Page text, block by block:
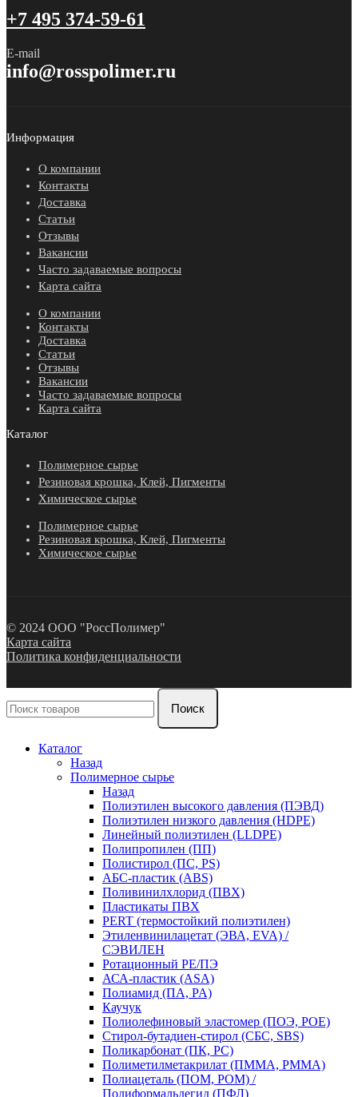
+7 495 374-59-61
E-mail
info@rosspolimer.ru
Информация
О компании
Контакты
Доставка
Статьи
Отзывы
Вакансии
Часто задаваемые вопросы
Карта сайта
О компании
Контакты
Доставка
Статьи
Отзывы
Вакансии
Часто задаваемые вопросы
Карта сайта
Каталог
Полимерное сырье
Резиновая крошка, Клей, Пигменты
Химическое сырье
Полимерное сырье
Резиновая крошка, Клей, Пигменты
Химическое сырье
© 2024 ООО "РоссПолимер"
Карта сайта
Политика конфиденциальности
Поиск
Каталог
Назад
Полимерное сырье
Назад
Полиэтилен высокого давления (ПЭВД)
Полиэтилен низкого давления (HDPE)
Линейный полиэтилен (LLDPE)
Полипропилен (ПП)
Полистирол (ПС, PS)
АБС-пластик (ABS)
Поливинилхлорид (ПВХ)
Пластикаты ПВХ
PERT (термостойкий полиэтилен)
Этиленвинилацетат (ЭВА, EVA) /
СЭВИЛЕН
Ротационный PE/ПЭ
АСА-пластик (ASA)
Полиамид (ПА, PA)
Каучук
Полиолефиновый эластомер (ПОЭ, POE)
Стирол-бутадиен-стирол (СБС, SBS)
Поликарбонат (ПК, PC)
Полиметилметакрилат (ПММА, PMMA)
Полиацеталь (ПОМ, POM) /
Полиформальдегид (ПФЛ)